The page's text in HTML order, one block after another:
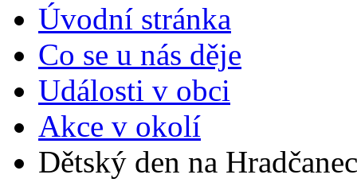
Úvodní stránka
Co se u nás děje
Události v obci
Akce v okolí
Dětský den na